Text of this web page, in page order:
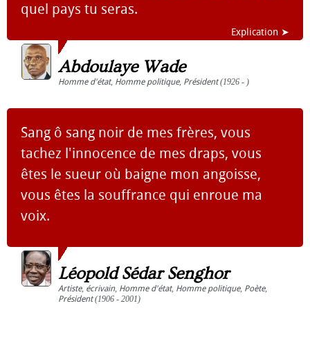
quel pays tu seras.
Explication ➤
Abdoulaye Wade
Homme d'état, Homme politique, Président(1926 - )
Sang ô sang noir de mes frères, vous
tachez l'innocence de mes draps, vous
êtes le sueur où baigne mon angoisse,
vous êtes la souffrance qui enroue ma
voix.
Léopold Sédar Senghor
Artiste, écrivain, Homme d'état, Homme politique, Poète,
Président(1906 - 2001)